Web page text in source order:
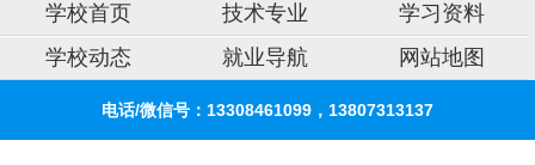
学校首页 技术专业
学习资料
学校动态
就业导航 网站地图
电话/微信号：13308461099，13807313137